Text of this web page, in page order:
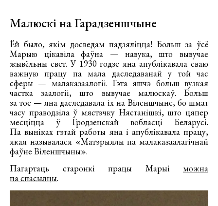
Малюскі на Гарадзеншчыне
Ёй было, якім досведам падзяліцца! Больш за ўсё
Марыю цікавіла фаўна — навука, што вывучае
жывёльны свет. У 1930 годзе яна апублікавала сваю
важную працу па мала даследаванай у той час
сферы — малаказаалогіі. Гэта яшчэ больш вузкая
частка заалогіі, што вывучае малюскаў. Больш
за тое — яна даследавала іх на Віленшчыне, бо шмат
часу праводзіла ў мястэчку Нястанішкі, што цяпер
месціцца ў Гродзенскай вобласці Беларусі.
Па выніках гэтай работы яна і апублікавала працу,
якая называлася «Матэрыялы па малаказаалагічнай
фаўне Віленшчыны».
Пагартаць старонкі працы Марыі можна
па спасылцы.